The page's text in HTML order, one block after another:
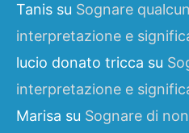
Tanis su Sognare
interpretazione e
lucio donato tricca su
interpretazione e
Marisa su Sognare di